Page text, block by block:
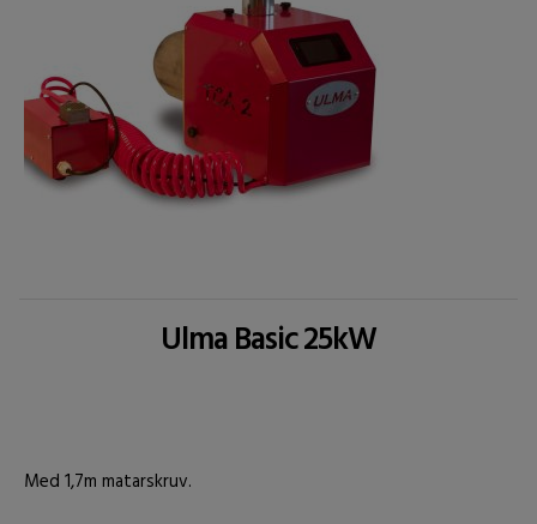
Ulma Basic 25kW
Med 1,7m matarskruv.